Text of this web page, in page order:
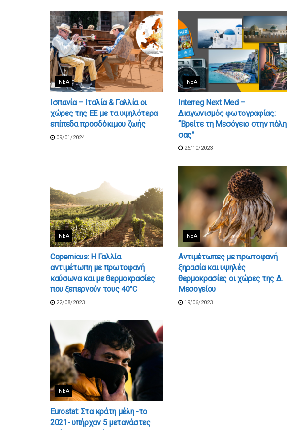
ΝΈΑ
Ισπανία – Ιταλία & Γαλλία οι
χώρες της ΕΕ με τα υψηλότερα
επίπεδα προσδόκιμου ζωής
09/01/2024
ΝΈΑ
Interreg Next Med –
Διαγωνισμός φωτογραφίας:
“Βρείτε τη Μεσόγειο στην πόλη
σας”
26/10/2023
ΝΈΑ
Copernicus: Η Γαλλία
αντιμέτωπη με πρωτοφανή
καύσωνα και με θερμοκρασίες
που ξεπερνούν τους 40°C
22/08/2023
ΝΈΑ
Αντιμέτωπες με πρωτοφανή
ξηρασία και υψηλές
θερμοκρασίες οι χώρες της Δ.
Μεσογείου
19/06/2023
ΝΈΑ
Eurostat: Στα κράτη μέλη -το
2021- υπήρχαν 5 μετανάστες